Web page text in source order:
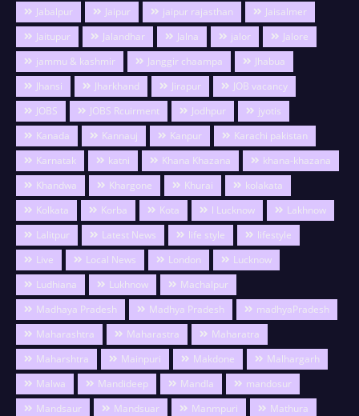
Jabalpur
Jaipur jaipur rajasthan
Jaisalmer
Jaitupur
Jalandhar Jalna jalor
Jalore
jammu & kashmir
Janggir chaampa
Jhabua
Jhansi
Jharkhand Jirapur
JOB vacancy
JOBS
JOBS Rcuirment Jodhpur
jyotis
Kanada
Kannauj Kanpur
Karachi pakistan
Karnatak
katni Khana Khazana
khana-khazana
Khandwa
Khargone Khurai
kolakata
Kolkata
Korba Kota l Lucknow
Lakhnow
Lalitpur
Latest News life style
lifestyle
Live
Local News London
Lucknow
Ludhiana
Lukhnow
Machalpur
Madhaya Pradesh
Madhya Pradesh
madhyaPradesh
Maharashtra
Maharastra
Maharatra
Maharshtra
Mainpuri Makdone
Malhargarh
Malwa
Mandideep Mandla
mandosur
Mandsaur
Mandsuar Manmpuri
Mathura